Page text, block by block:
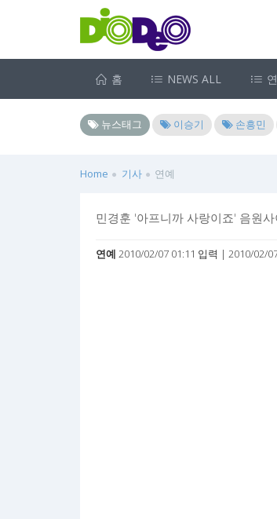
홈 NEWS ALL
뉴스태그 이승기 손흥민
Home 기사 연예
민경훈 '아프니까 사랑이죠' 음원
연예 2010/02/07 01:11 입력 | 2010/02/